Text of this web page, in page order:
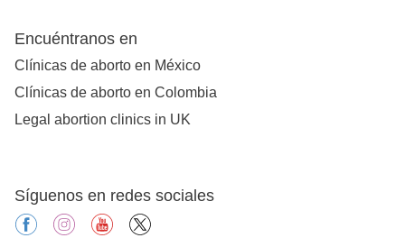
Encuéntranos en
Clínicas de aborto en México
Clínicas de aborto en Colombia
Legal abortion clinics in UK
Síguenos en redes sociales
facebookinstagramyoutube